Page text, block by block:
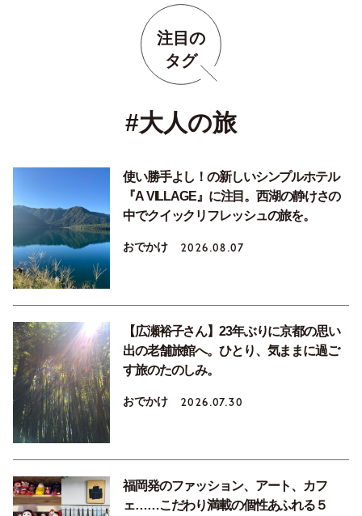
注目の
タグ
#大人の旅
使い勝手よし！の新しいシンプルホテル
『A VILLAGE』に注目。西湖の静けさの
中でクイックリフレッシュの旅を。
おでかけ 2026.08.07
【広瀬裕子さん】23年ぶりに京都の思い
出の老舗旅館へ。ひとり、気ままに過ご
す旅のたのしみ。
おでかけ 2026.07.30
福岡発のファッション、アート、カフ
ェ……こだわり満載の個性あふれる５